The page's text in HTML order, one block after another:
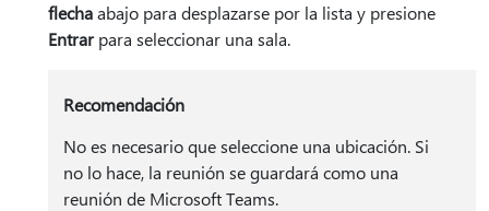
flechaabajo para desplazarse por la lista y presione
Entrarpara seleccionar una sala.
Recomendación
No es necesario que seleccione una ubicación. Si
no lo hace, la reunión se guardará como una
reunión de Microsoft Teams.